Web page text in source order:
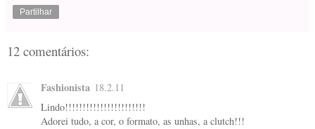
Partilhar
12 comentários:
Fashionista 18.2.11
Lindo!!!!!!!!!!!!!!!!!!!!!!!
Adorei tudo, a cor, o formato, as unhas, a clutch!!!